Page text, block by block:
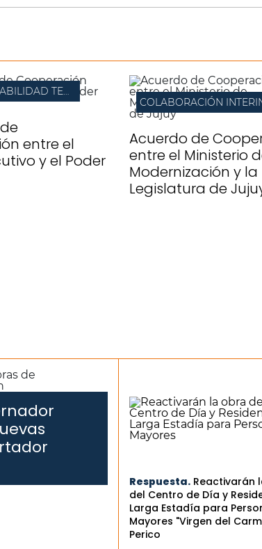
INTEROPERABILIDAD TECNOLÓGICA
entre el
y el Poder
Acuerdo de
entre el Ministerio
Modernización y la
Legislatura de
Respuesta. Reactivarán
del Centro de Día y
Larga Estadía para
Mayores "Virgen del
Perico